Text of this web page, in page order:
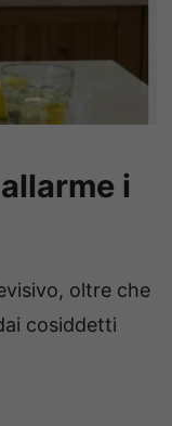
i
oltre che
cosiddetti